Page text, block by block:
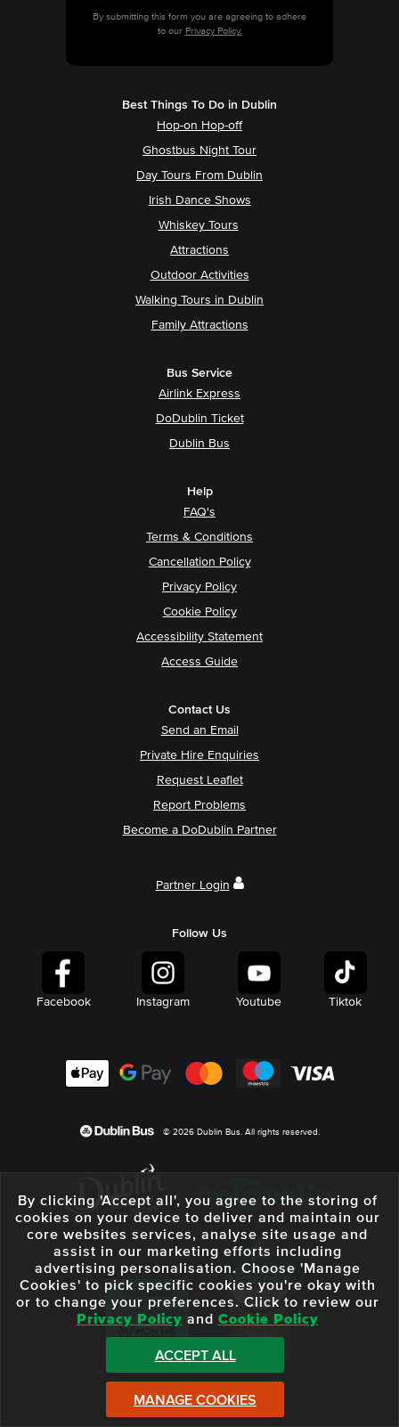
By submitting this form you are agreeing to adhere
to our Privacy Policy.
Best Things To Do in Dublin
Hop-on Hop-off
Ghostbus Night Tour
Day Tours From Dublin
Irish Dance Shows
Whiskey Tours
Attractions
Outdoor Activities
Walking Tours in Dublin
Family Attractions
Bus Service
Airlink Express
DoDublin Ticket
Dublin Bus
Help
FAQ's
Terms & Conditions
Cancellation Policy
Privacy Policy
Cookie Policy
Accessibility Statement
Access Guide
Contact Us
Send an Email
Private Hire Enquiries
Request Leaflet
Report Problems
Become a DoDublin Partner
Partner Login
Follow Us
Facebook Instagram Youtube Tiktok
© 2026 Dublin Bus. All rights reserved.
By clicking 'Accept all', you agree to the storing of
cookies on your device to deliver and maintain our
core websites services, analyse site usage and
assist in our marketing efforts including
advertising personalisation. Choose 'Manage
Cookies' to pick specific cookies you're okay with
or to change your preferences. Click to review our
Privacy Policy and Cookie Policy
ACCEPT ALL
MANAGE COOKIES